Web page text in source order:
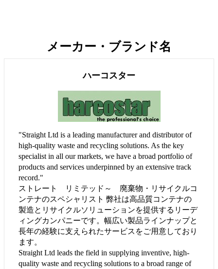
メーカー・ブランド名
ハーコスター
"Straight Ltd is a leading manufacturer and distributor of
high-quality waste and recycling solutions. As the key
specialist in all our markets, we have a broad portfolio of
products and services underpinned by an extensive track
record."
ストレート リミテッド～ 廃棄物・リサイクルコ
ンテナのスペシャリスト 弊社は高品質コンテナの
製造とリサイクルソリューションを提供するリーデ
ィングカンパニーです。幅広い製品ラインナップと
長年の経験に支えられたサービスをご用意しており
ます。
Straight Ltd leads the field in supplying inventive, high-
quality waste and recycling solutions to a broad range of